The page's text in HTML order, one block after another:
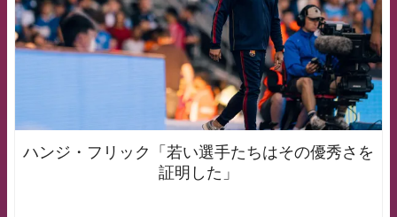
ハンジ・フリック「若い選手たちはその優秀さを
証明した」